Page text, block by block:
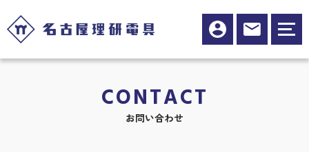
CONTACT
お問い合わせ